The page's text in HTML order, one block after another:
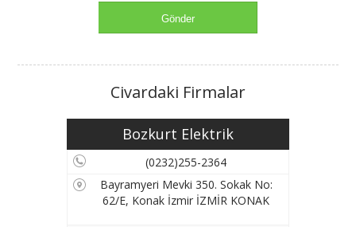
Civardaki Firmalar
Bozkurt Elektrik
(0232)255-2364
Bayramyeri Mevki 350. Sokak No:
62/E, Konak İzmir İZMİR KONAK